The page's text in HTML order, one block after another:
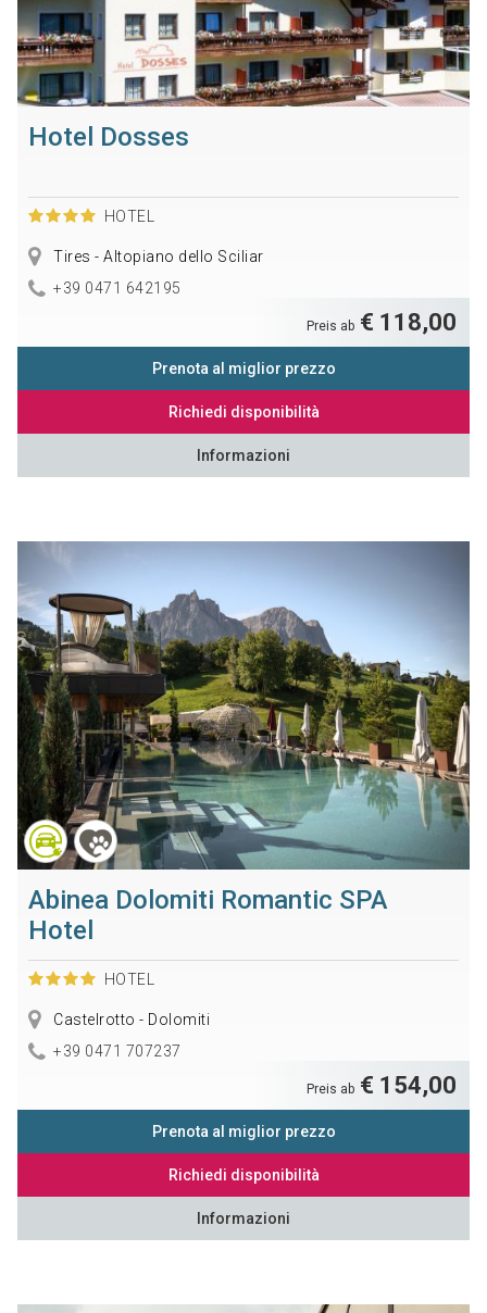
Hotel Dosses
HOTEL
Tires - Altopiano dello Sciliar
+39 0471 642195
Preis ab € 118,00
Prenota al miglior prezzo
Richiedi disponibilità
Informazioni
Abinea Dolomiti Romantic SPA
Hotel
HOTEL
Castelrotto - Dolomiti
+39 0471 707237
Preis ab € 154,00
Prenota al miglior prezzo
Richiedi disponibilità
Informazioni